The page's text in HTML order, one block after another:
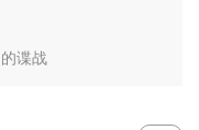
谍战